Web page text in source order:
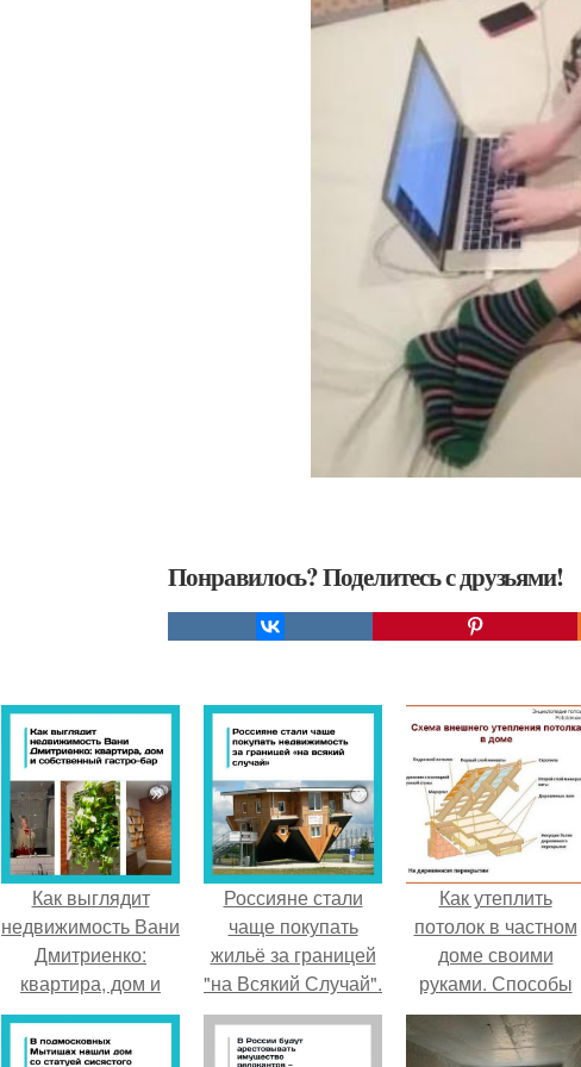
Понравилось? Поделитесь с друзьями!
Как выглядит
недвижимость Вани
Дмитриенко:
квартира, дом и
собственный гастро
- бар.
Россияне стали
чаще покупать
жильё за границей
"на Всякий Случай".
Как утеплить
потолок в частном
доме своими
руками. Способы
утепления потолка